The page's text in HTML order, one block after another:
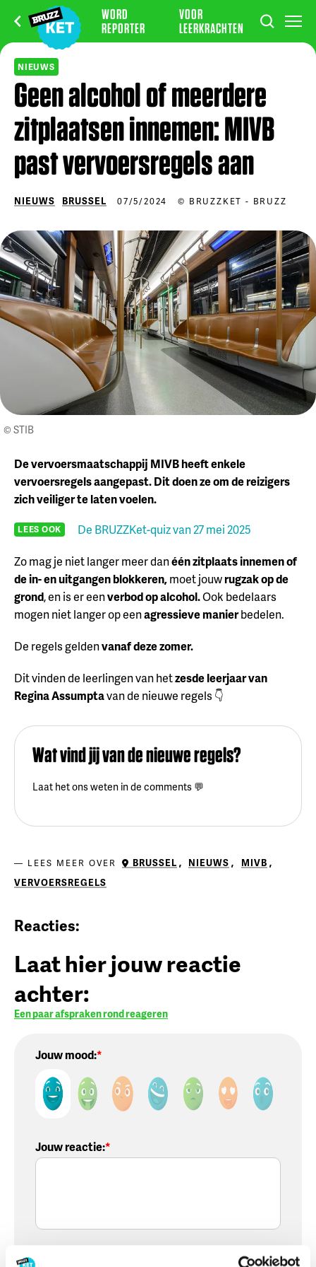
WORD
REPORTER
VOOR
LEERKRACHTEN
NIEUWS
Geen alcohol of meerdere
zitplaatsen innemen: MIVB
past vervoersregels aan
NIEUWS BRUSSEL 07/5/2024 © BRUZZKET - BRUZZ
© STIB
De vervoersmaatschappij MIVB heeft enkele
vervoersregels aangepast. Dit doen ze om de reizigers
zich veiliger te laten voelen.
LEES OOK
De BRUZZKet-quiz van 27 mei 2025
Zo mag je niet langer meer danéén zitplaats innemen of
de in- en uitgangen blokkeren,moet jouwrugzak op de
grond, en is er eenverbod op alcohol.Ook bedelaars
mogen niet langer op eenagressieve manierbedelen.
De regels geldenvanaf deze zomer.
Dit vinden de leerlingen van hetzesde leerjaar van
Regina Assumptavan de nieuwe regels 👇
Wat vind jij van de nieuwe regels?
Laat het ons weten in de comments 💬
LEES MEER OVER BRUSSEL , NIEUWS , MIVB ,
VERVOERSREGELS
Reacties:
Laat hier jouw reactie
achter:
Een paar afspraken rond reageren
Jouw mood:
Jouw reactie: